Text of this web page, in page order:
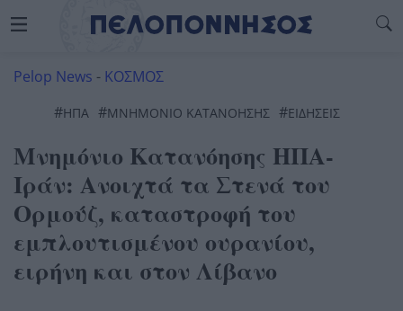
Pelop News - ΚΟΣΜΟΣ
#ΗΠΑ #ΜΝΗΜΌΝΙΟ ΚΑΤΑΝΌΗΣΗΣ #ΕΙΔΗΣΕΙΣ
Μνημόνιο Κατανόησης ΗΠΑ-
Ιράν: Ανοιχτά τα Στενά του
Ορμούζ, καταστροφή του
εμπλουτισμένου ουρανίου,
ειρήνη και στον Λίβανο